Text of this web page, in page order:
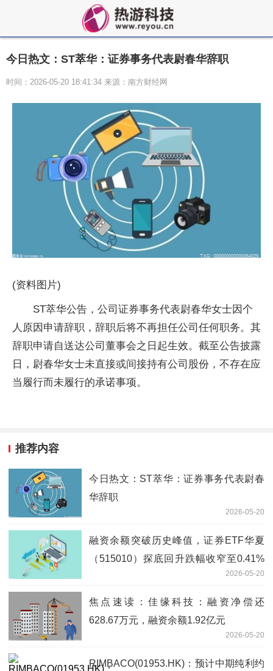
今日热文：ST萃华：证券事务代表尉春华辞职
时间：2026-05-20 18:41:34 来源：南方财经网
(资料图片)
ST萃华公告，公司证券事务代表尉春华女士因个
人原因申请辞职，辞职后将不再担任公司任何职务。其
辞职申请自送达公司董事会之日起生效。截至公告披露
日，尉春华女士未直接或间接持有公司股份，不存在应
当履行而未履行的承诺事项。
推荐内容
今日热文：ST萃华：证券事务代表尉春
华辞职
2026-05-20
融资余额突破历史峰值，证券ETF华夏
（515010）探底回升跌幅收窄至0.41%
2026-05-20
焦点速读：佳缘科技：融资净偿还
628.67万元，融资余额1.92亿元
2026-05-20
RIMBACO(01953.HK)：预计中期纯利约